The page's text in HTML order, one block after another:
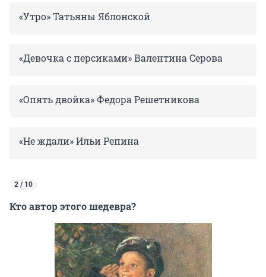
«Утро» Татьяны Яблонской
«Девочка с персиками» Валентина Серова
«Опять двойка» Федора Решетникова
«Не ждали» Ильи Репина
2 / 10
Кто автор этого шедевра?